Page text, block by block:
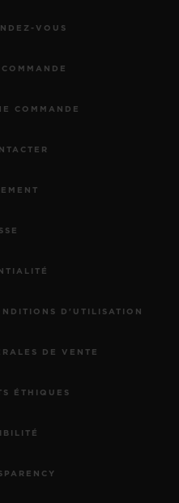
VOUS
COMMANDE
D'UTILISATION
DE VENTE
ÉTHIQUES